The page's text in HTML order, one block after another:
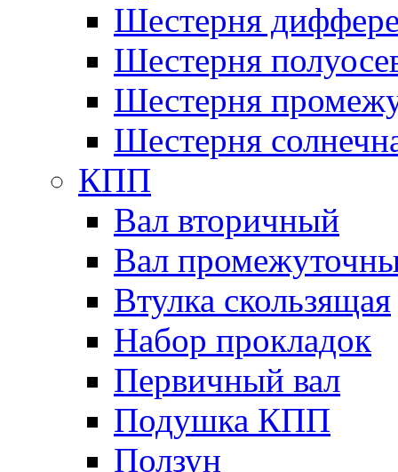
Шестерня
Шестерня
Шестерня
Шестерня
КПП
Вал вторичный
Вал
Втулка скользящая
Набор прокладок
Первичный вал
Подушка КПП
Ползун